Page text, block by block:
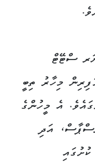
ސްޓޭޓް
މިހާރު ތިބީ
އެ މީހުންގެ
އަދި